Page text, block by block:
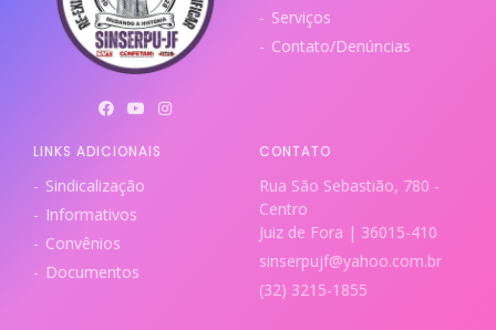
Serviços
Contato/Denúncias
LINKS ADICIONAIS
Sindicalização
Informativos
Convênios
Documentos
CONTATO
Rua São Sebastião, 780 -
Centro
Juiz de Fora | 36015-410
sinserpujf@yahoo.com.br
(32) 3215-1855